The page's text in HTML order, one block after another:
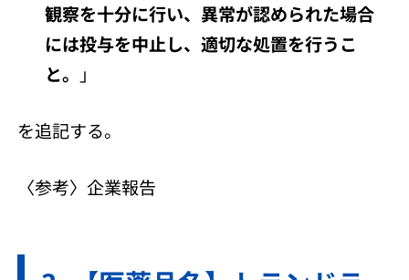
観察を十分に行い、異常が認められた場合
には投与を中止し、適切な処置を行うこ
と。
」
を追記する。
〈参考〉企業報告